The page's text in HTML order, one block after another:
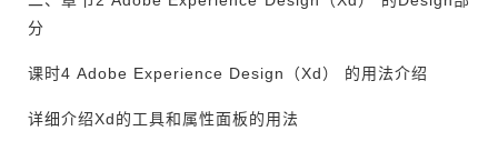
分
课时4 Adobe Experience Design（Xd） 的用法介绍
详细介绍Xd的工具和属性面板的用法